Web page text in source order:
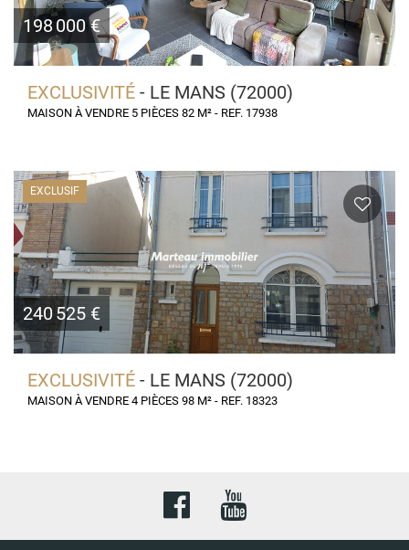
198 000 €
EXCLUSIVITÉ - LE MANS (72000)
MAISON À VENDRE 5 PIÈCES 82 M² - REF. 17938
EXCLUSIF
240 525 €
EXCLUSIVITÉ - LE MANS (72000)
MAISON À VENDRE 4 PIÈCES 98 M² - REF. 18323